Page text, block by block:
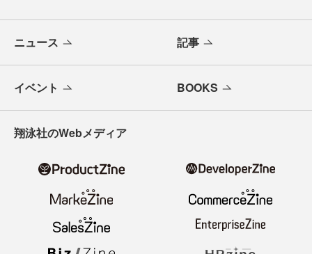
ニュース 記事
イベント BOOKS
翔泳社のWebメディア